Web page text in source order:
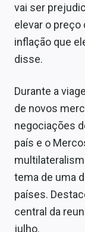
vai ser
elevar o preço
inflação que
disse.
Durante a
de novos
negociações
país e o
tema de uma
países.
central da
julho.